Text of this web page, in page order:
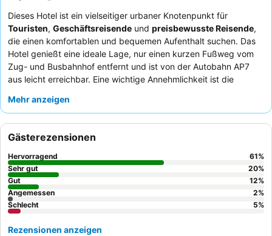
Dieses Hotel ist ein vielseitiger urbaner Knotenpunkt für
Touristen, Geschäftsreisende und preisbewusste Reisende,
die einen komfortablen und bequemen Aufenthalt suchen. Das
Hotel genießt eine ideale Lage, nur einen kurzen Fußweg vom
Zug- und Busbahnhof entfernt und ist von der Autobahn AP7
aus leicht erreichbar. Eine wichtige Annehmlichkeit ist die
Flexibilität bei den Mahlzeiten bietet. Die Gäste loben stets die
Qualität und das Preis-Leistungs-Verhältnis des hoteleigenen
Restaurants, wobei das
hervorzuheben ist. Für einen ruhigeren Aufenthalt sollten Gäste
ein Zimmer mit Gartenblick anfragen.
Mehr anzeigen
Gästerezensionen
Hervorragend 61%
Sehr gut
20%
Gut
12%
Angemessen
2%
Schlecht
5%
Rezensionen anzeigen